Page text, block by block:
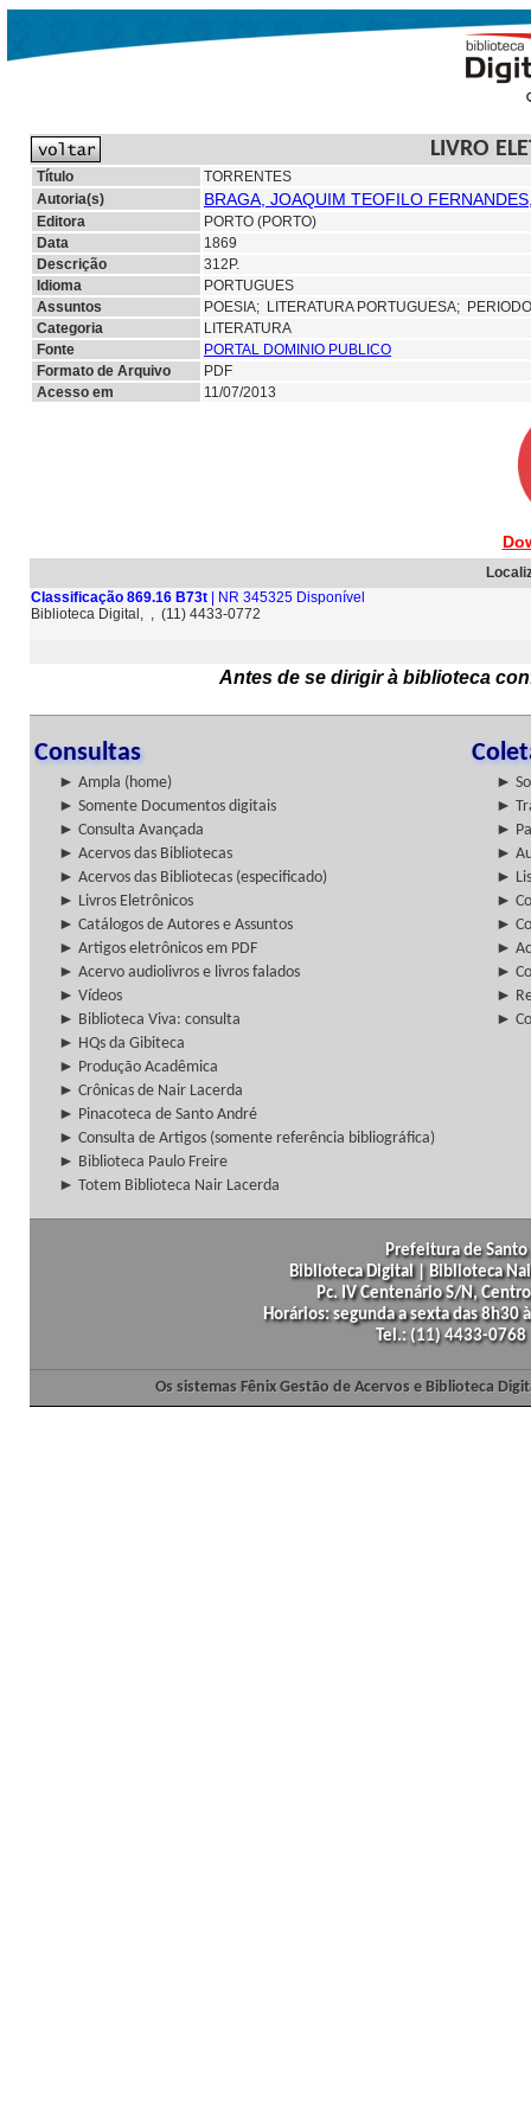
LIVRO
Título
TORRENTES
Autoria(s)
BRAGA, JOAQUIM TEOFILO
Editora
PORTO (PORTO)
Data
1869
Descrição
312P.
Idioma
PORTUGUES
Assuntos
POESIA; LITERATURA PORTUGUESA;
Categoria
LITERATURA
Fonte
PORTAL DOMINIO PUBLICO
Formato de Arquivo
PDF
Acesso em
11/07/2013
Classificação 869.16 B73t | NR 345325 Disponível
Biblioteca Digital, , (11) 4433-0772
Antes de se dirigir à biblioteca
Consultas
► Ampla (home)
►
► Somente Documentos digitais
►
► Consulta Avançada
►
► Acervos das Bibliotecas
►
► Acervos das Bibliotecas (especificado)
►
► Livros Eletrônicos
►
► Catálogos de Autores e Assuntos
►
► Artigos eletrônicos em PDF
►
► Acervo audiolivros e livros falados
►
► Vídeos
►
► Biblioteca Viva: consulta
►
► HQs da Gibiteca
► Produção Acadêmica
► Crônicas de Nair Lacerda
► Pinacoteca de Santo André
► Consulta de Artigos (somente referência bibliográfica)
► Biblioteca Paulo Freire
► Totem Biblioteca Nair Lacerda
Prefeitura de
Biblioteca Digital | Biblioteca
Pc. IV Centenário S/N,
Horários: segunda a sexta das
Tel.: (11) 4433-
Os sistemas Fênix Gestão de Acervos e Biblioteca